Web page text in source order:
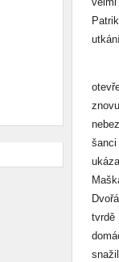
šanci
tvrdě